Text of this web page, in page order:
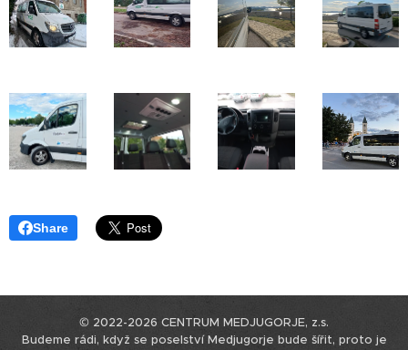
Share
© 2022-2026 CENTRUM MEDJUGORJE, z.s.
Budeme rádi, když se poselství Medjugorje bude šířit, proto je